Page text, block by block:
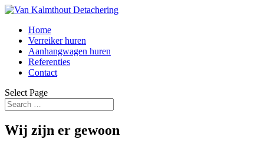
Home
Verreiker huren
Aanhangwagen huren
Referenties
Contact
Select Page
Wij zijn er gewoon